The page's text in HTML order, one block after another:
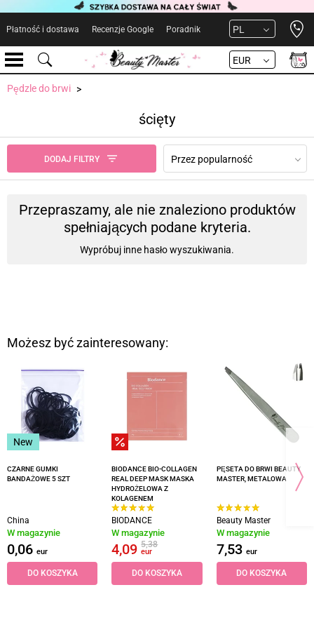
Płatność i dostawa Recenzje Google Poradnik PL
EUR
Pędzle do brwi
ścięty
DODAJ FILTRY Przez popularność
Przepraszamy, ale nie znaleziono produktów
spełniających podane kryteria.
Wypróbuj inne hasło wyszukiwania.
Możesz być zainteresowany:
New
CZARNE GUMKI
BANDAŻOWE 5 SZT
China
W magazynie
0,06 eur
DO KOSZYKA
BIODANCE BIO-COLLAGEN
REAL DEEP MASK MASKA
HYDROŻELOWA Z
KOLAGENEM
BIODANCE
W magazynie
4,095,38
eur
DO KOSZYKA
PĘSETA DO BRWI BEAUTY
MASTER, METALOWA
Beauty Master
W magazynie
7,53 eur
DO KOSZYKA